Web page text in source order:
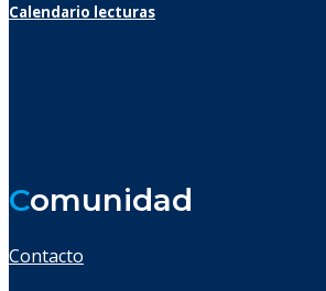
Calendario lecturas
Comunidad
Contacto